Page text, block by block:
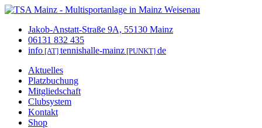
Jakob-Anstatt-Straße 9A, 55130 Mainz
06131 832 435
info [AT] tennishalle-mainz [PUNKT] de
Aktuelles
Platzbuchung
Mitgliedschaft
Clubsystem
Kontakt
Shop